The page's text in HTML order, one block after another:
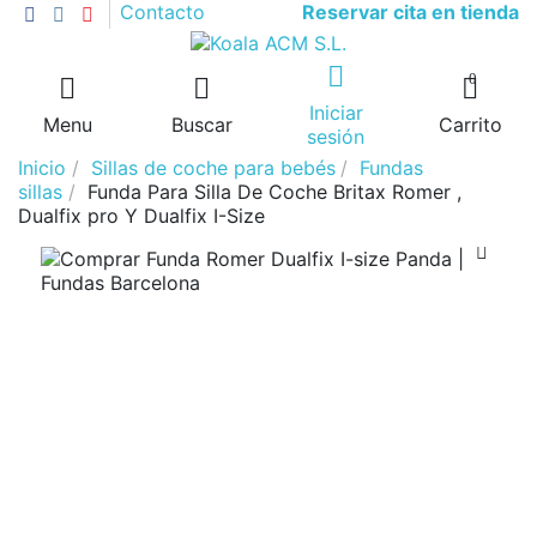
Contacto Reservar cita en tienda
Menu Buscar
Iniciar
sesión
0
Carrito
Inicio
Sillas de coche para bebés
Fundas
sillas
Funda Para Silla De Coche Britax Romer ,
Dualfix pro Y Dualfix I-Size